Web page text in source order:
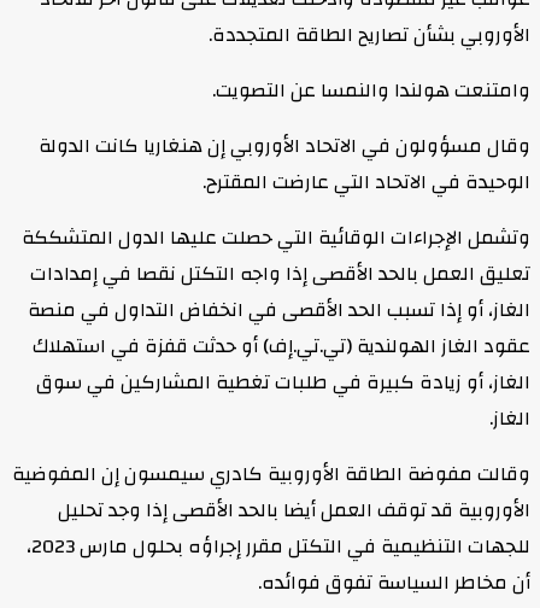
الأوروبي بشأن تصاريح الطاقة المتجددة.
وامتنعت هولندا والنمسا عن التصويت.
وقال مسؤولون في الاتحاد الأوروبي إن هنغاريا كانت الدولة
الوحيدة في الاتحاد التي عارضت المقترح.
وتشمل الإجراءات الوقائية التي حصلت عليها الدول المتشككة
تعليق العمل بالحد الأقصى إذا واجه التكتل نقصا في إمدادات
الغاز، أو إذا تسبب الحد الأقصى في انخفاض التداول في منصة
عقود الغاز الهولندية (تي.تي.إف) أو حدثت قفزة في استهلاك
الغاز، أو زيادة كبيرة في طلبات تغطية المشاركين في سوق
الغاز.
وقالت مفوضة الطاقة الأوروبية كادري سيمسون إن المفوضية
الأوروبية قد توقف العمل أيضا بالحد الأقصى إذا وجد تحليل
للجهات التنظيمية في التكتل مقرر إجراؤه بحلول مارس 2023،
أن مخاطر السياسة تفوق فوائده.